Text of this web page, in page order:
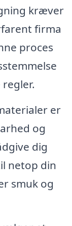
kræver
firma
proces
er
og
dig
netop din
smuk og